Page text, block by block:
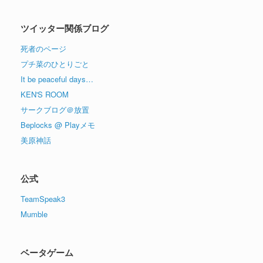
ツイッター関係ブログ
死者のページ
プチ菜のひとりごと
It be peaceful days…
KEN'S ROOM
サークブログ＠放置
Beplocks @ Playメモ
美原神話
公式
TeamSpeak3
Mumble
ベータゲーム